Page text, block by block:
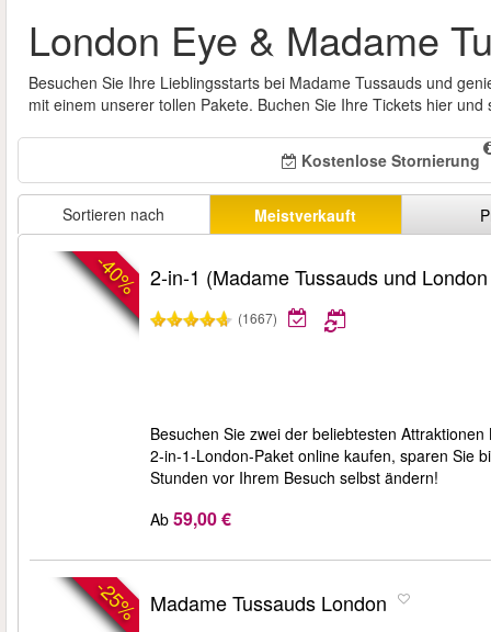
London Eye & Madame
Besuchen Sie Ihre Lieblingsstarts bei Madame Tussauds und
mit einem unserer tollen Pakete. Buchen Sie Ihre Tickets hier
Kostenlose Stornierung
Sortieren nach Meistverkauft
-40% 2-in-1 (Madame Tussauds und
(1667)
Besuchen Sie zwei der beliebtesten
2-in-1-London-Paket online kaufen, sparen Sie
Stunden vor Ihrem Besuch selbst ändern!
Ab 59,00 €
-25% Madame Tussauds London